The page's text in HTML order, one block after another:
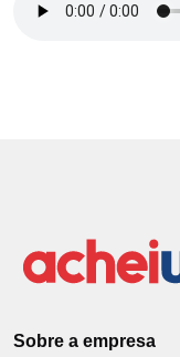
Sobre a empresa